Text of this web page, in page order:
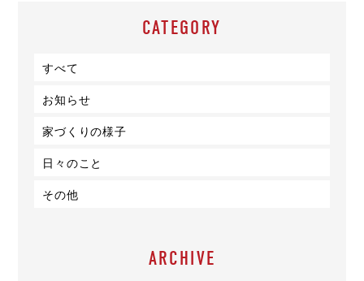
CATEGORY
すべて
お知らせ
家づくりの様子
日々のこと
その他
ARCHIVE